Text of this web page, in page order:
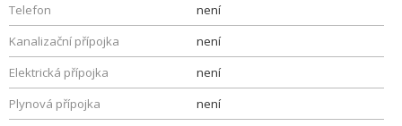
Telefon
není
Kanalizační přípojka
není
Elektrická přípojka
není
Plynová přípojka
není